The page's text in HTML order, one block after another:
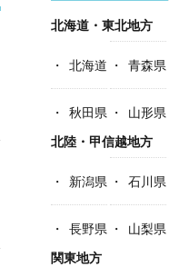
北海道・東北地方
北海道 青森県
秋田県 山形県
北陸・甲信越地方
新潟県 石川県
長野県
山梨県
関東地方